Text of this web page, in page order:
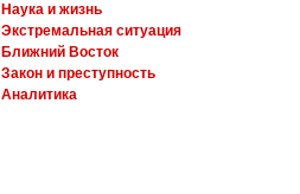
Наука и жизнь
Экстремальная ситуация
Ближний Восток
Закон и преступность
Аналитика